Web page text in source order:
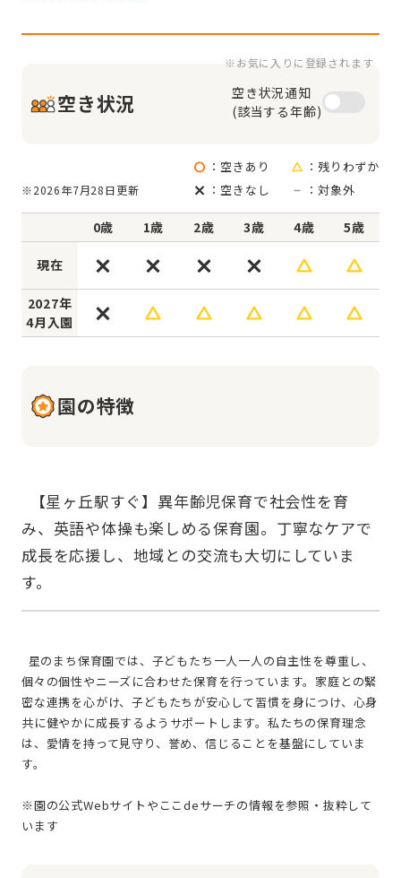
空き状況
※お気に入りに登録されます
空き状況通知
(該当する年齢)
※2026年7月28日更新
：空きあり
：残りわずか
：空きなし
：対象外
0歳 1歳 2歳 3歳 4歳 5歳
現在
2027年
4月入園
園の特徴
み、英語や体操も楽しめる保育園。丁寧なケアで
成長を応援し、地域との交流も大切にしていま
個々の個性やニーズに合わせた保育を行っています。家庭との緊
密な連携を心がけ、子どもたちが安心して習慣を身につけ、心身
共に健やかに成長するようサポートします。私たちの保育理念
は、愛情を持って見守り、誉め、信じることを基盤にしていま
す。
※園の公式Webサイトやここdeサーチの情報を参照・抜粋して